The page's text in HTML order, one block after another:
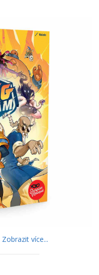
Zobrazit více...